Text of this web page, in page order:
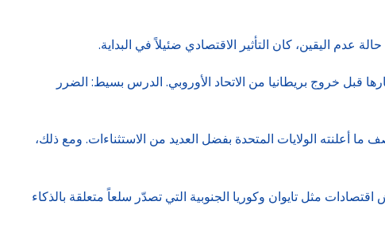
عدم اليقين، كان التأثير الاقتصادي ضئيلاً في البداية.
إلى 8% من ناتجها المحلي الإجمالي مقارنة بمسارها قبل خروج بريطانيا من الاتحاد الأوروبي. الدرس بسيط: الضرر
أعلنته الولايات المتحدة بفضل العديد من الاستثناءات. ومع ذلك،
مثل تايوان وكوريا الجنوبية التي تصدّر سلعاً متعلقة بالذكاء